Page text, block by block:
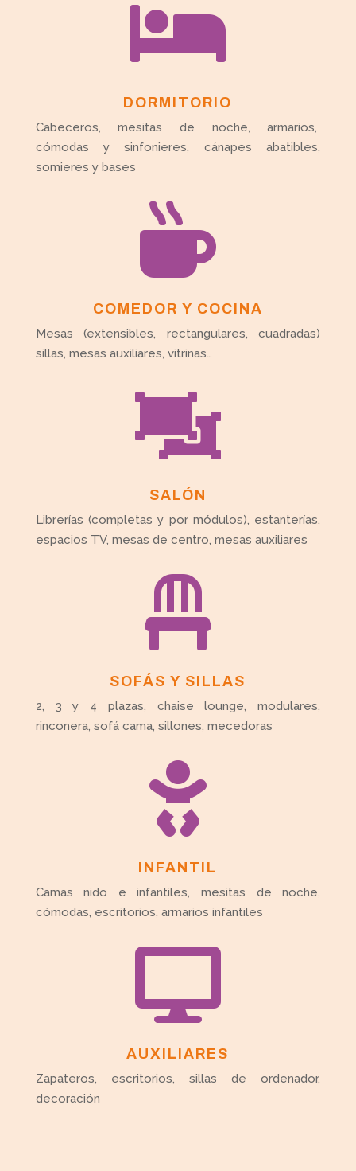

DORMITORIO
Cabeceros, mesitas de noche, armarios,
cómodas y sinfonieres, cánapes abatibles,
somieres y bases

COMEDOR Y COCINA
Mesas (extensibles, rectangulares, cuadradas)
sillas, mesas auxiliares, vitrinas…

SALÓN
Librerías (completas y por módulos), estanterías,
espacios TV, mesas de centro, mesas auxiliares

SOFÁS Y SILLAS
2, 3 y 4 plazas, chaise lounge, modulares,
rinconera, sofá cama, sillones, mecedoras

INFANTIL
Camas nido e infantiles, mesitas de noche,
cómodas, escritorios, armarios infantiles

AUXILIARES
Zapateros, escritorios, sillas de ordenador,
decoración